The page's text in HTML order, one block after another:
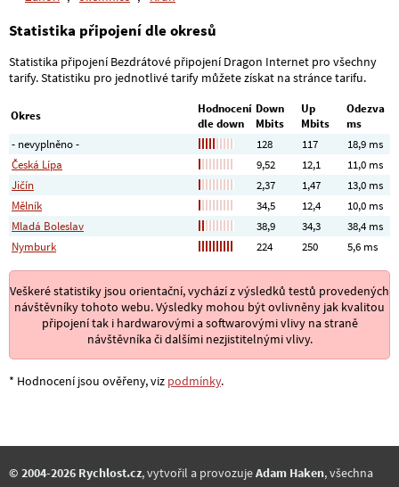
Statistika připojení dle okresů
Statistika připojení Bezdrátové připojení Dragon Internet pro všechny
tarify. Statistiku pro jednotlivé tarify můžete získat na stránce tarifu.
Okres
Hodnocení
dle down
Down
Mbits
Up
Mbits
Odezva
ms
- nevyplněno -
128 117
18,9 ms
Česká Lípa
9,52 12,1
11,0 ms
Jičín
2,37 1,47
13,0 ms
Mělník
34,5 12,4
10,0 ms
Mladá Boleslav
38,9 34,3
38,4 ms
Nymburk
224 250 5,6 ms
Veškeré statistiky jsou orientační, vychází z výsledků testů provedených
návštěvníky tohoto webu. Výsledky mohou být ovlivněny jak kvalitou
připojení tak i hardwarovými a softwarovými vlivy na straně
návštěvníka či dalšími nezjistitelnými vlivy.
* Hodnocení jsou ověřeny, viz podmínky.
© 2004-2026 Rychlost.cz, vytvořil a provozujeAdam Haken, všechna